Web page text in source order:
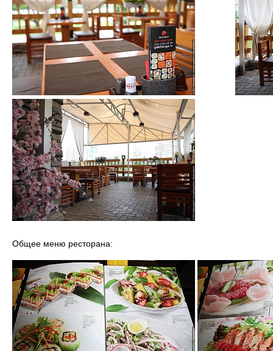
Общее меню ресторана: